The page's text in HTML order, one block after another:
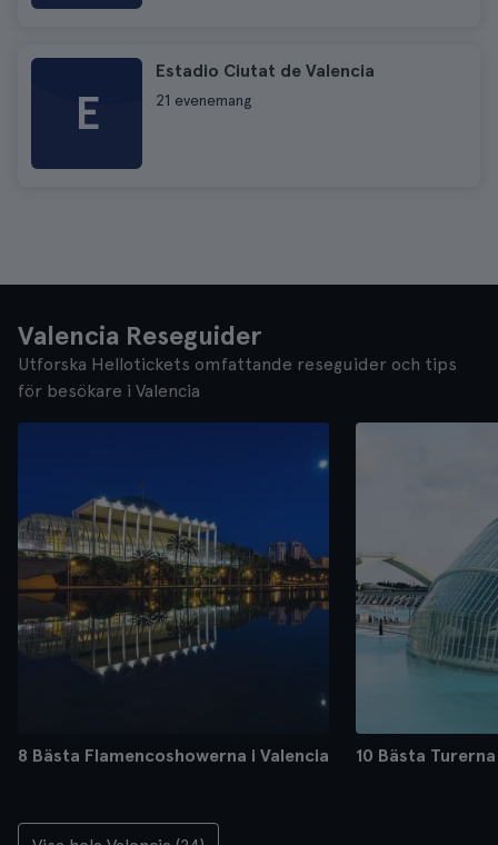
E
Estadio Ciutat de Valencia
21 evenemang
Valencia Reseguider
Utforska Hellotickets omfattande reseguider och tips
för besökare i Valencia
8 Bästa Flamencoshowerna i Valencia 10 Bästa